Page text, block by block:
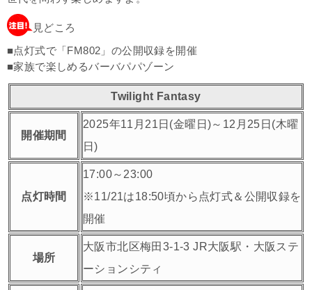
見どころ
■点灯式で「FM802」の公開収録を開催
■家族で楽しめるバーバパパゾーン
Twilight Fantasy
開催期間
2025年11月21日(金曜日)～12月25日(木曜
日)
点灯時間
17:00～23:00
※11/21は18:50頃から点灯式＆公開収録を
開催
場所
大阪市北区梅田3-1-3 JR大阪駅・大阪ステ
ーションシティ